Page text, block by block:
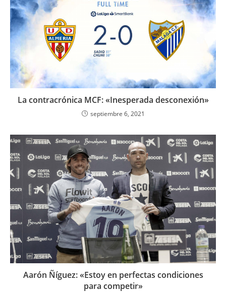
La contracrónica MCF: «Inesperada desconexión»
septiembre 6, 2021
Aarón Ñíguez: «Estoy en perfectas condiciones
para competir»